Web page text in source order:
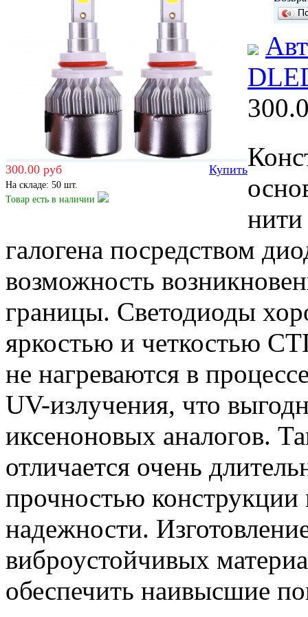
300.00 руб Купить
На складе: 50 шт.
Товар есть в наличии
нити
галогена посредством
возможность
границы. Светодиоды
яркостью и четкостью
не нагреваются в
UV-излучения, что
иксеноновых аналогов.
отличается очень
прочностью
надежности.
виброустойчивых
обеспечить наивысшие